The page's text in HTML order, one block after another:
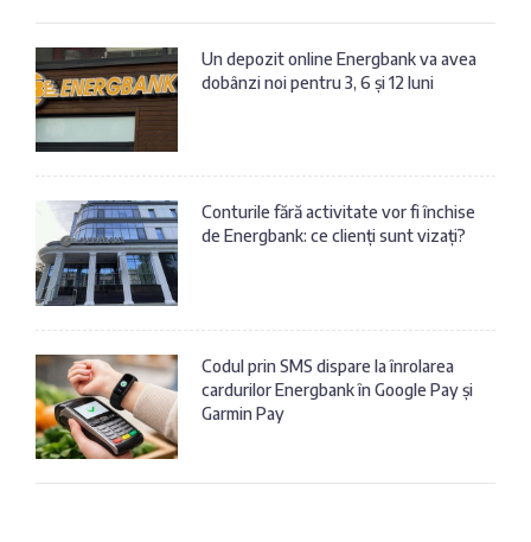
Un depozit online Energbank va avea
dobânzi noi pentru 3, 6 și 12 luni
Conturile fără activitate vor fi închise
de Energbank: ce clienți sunt vizați?
Codul prin SMS dispare la înrolarea
cardurilor Energbank în Google Pay și
Garmin Pay